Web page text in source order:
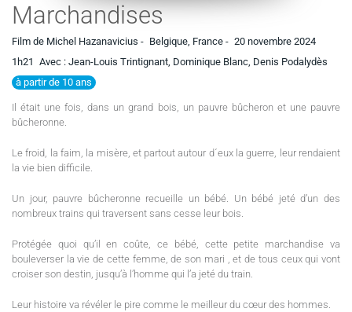
Marchandises
Film de Michel Hazanavicius - Belgique, France - 20 novembre 2024
1h21 Avec : Jean-Louis Trintignant, Dominique Blanc, Denis Podalydès
à partir de 10 ans
Il était une fois, dans un grand bois, un pauvre bûcheron et une pauvre
bûcheronne.
Le froid, la faim, la misère, et partout autour d´eux la guerre, leur rendaient
la vie bien difficile.
Un jour, pauvre bûcheronne recueille un bébé. Un bébé jeté d’un des
nombreux trains qui traversent sans cesse leur bois.
Protégée quoi qu’il en coûte, ce bébé, cette petite marchandise va
bouleverser la vie de cette femme, de son mari , et de tous ceux qui vont
croiser son destin, jusqu’à l’homme qui l’a jeté du train.
Leur histoire va révéler le pire comme le meilleur du cœur des hommes.